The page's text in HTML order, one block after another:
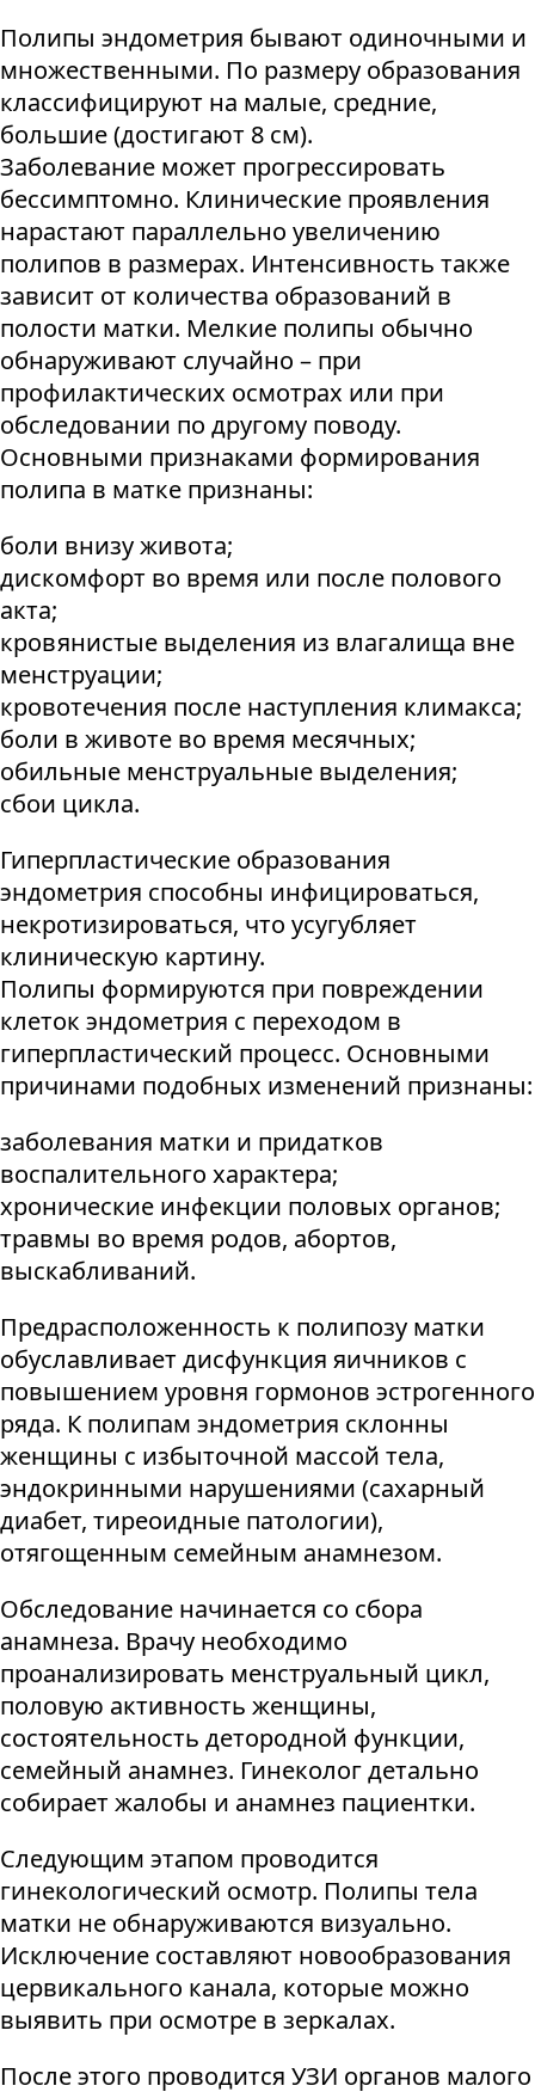
Полипы эндометрия бывают одиночными и
множественными. По размеру образования
классифицируют на малые, средние,
большие (достигают 8 см).
Заболевание может прогрессировать
бессимптомно. Клинические проявления
нарастают параллельно увеличению
полипов в размерах. Интенсивность также
зависит от количества образований в
полости матки. Мелкие полипы обычно
обнаруживают случайно – при
профилактических осмотрах или при
обследовании по другому поводу.
Основными признаками формирования
полипа в матке признаны:
боли внизу живота;
дискомфорт во время или после полового
акта;
кровянистые выделения из влагалища вне
менструации;
кровотечения после наступления климакса;
боли в животе во время месячных;
обильные менструальные выделения;
сбои цикла.
Гиперпластические образования
эндометрия способны инфицироваться,
некротизироваться, что усугубляет
клиническую картину.
Полипы формируются при повреждении
клеток эндометрия с переходом в
гиперпластический процесс. Основными
причинами подобных изменений признаны:
заболевания матки и придатков
воспалительного характера;
хронические инфекции половых органов;
травмы во время родов, абортов,
выскабливаний.
Предрасположенность к полипозу матки
обуславливает дисфункция яичников с
повышением уровня гормонов эстрогенного
ряда. К полипам эндометрия склонны
женщины с избыточной массой тела,
эндокринными нарушениями (сахарный
диабет, тиреоидные патологии),
отягощенным семейным анамнезом.
Обследование начинается со сбора
анамнеза. Врачу необходимо
проанализировать менструальный цикл,
половую активность женщины,
состоятельность детородной функции,
семейный анамнез. Гинеколог детально
собирает жалобы и анамнез пациентки.
Следующим этапом проводится
гинекологический осмотр. Полипы тела
матки не обнаруживаются визуально.
Исключение составляют новообразования
цервикального канала, которые можно
выявить при осмотре в зеркалах.
После этого проводится УЗИ органов малого